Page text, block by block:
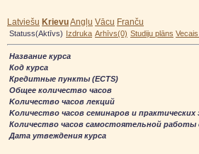
Latviešu KrievuAngļu Vācu Franču
Statuss(Aktīvs) Izdruka Arhīvs(0) Studiju plāns
Hазвание курса
Код курса
Кредитные пункты (ECTS)
Общее количество часов
Kоличество часов лекций
Kоличество часов семинаров и практических
Количество часов самостоятельной работы
Дата утвеждения курса